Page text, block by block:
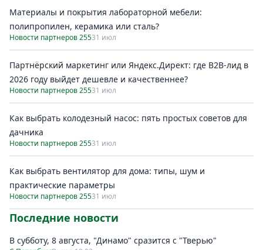
Материалы и покрытия лабораторной мебели:
полипропилен, керамика или сталь?
Новости партнеров 25531 июл
Партнёрский маркетинг или Яндекс.Директ: где B2B-лид в
2026 году выйдет дешевле и качественнее?
Новости партнеров 25531 июл
Как выбрать колодезный насос: пять простых советов для
дачника
Новости партнеров 25531 июл
Как выбрать вентилятор для дома: типы, шум и
практические параметры
Новости партнеров 25531 июл
Последние новости
В субботу, 8 августа, "Динамо" сразится с "Тверью"